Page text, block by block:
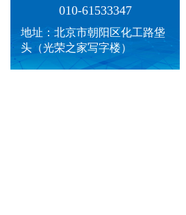
010-61533347
地址：北京市朝阳区化工路垡
头（光荣之家写字楼）